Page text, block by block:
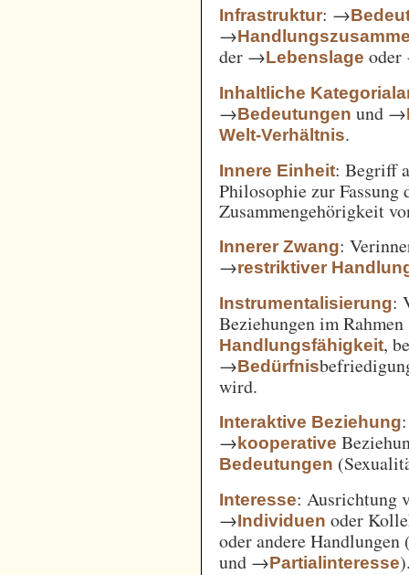
Infrastruktur: →
→
der →Lebenslage
Inhaltliche
→Bedeutungen und →
Welt-Verhältnis.
Innere Einheit: Begriff
Philosophie zur
Zusammengehörigkeit
Innerer Zwang:
→restriktiver
Instrumentalisierung:
Beziehungen im
Handlungsfähigkeit,
→Bedürfnis
wird.
Interaktive Beziehung
→kooperative
Bedeutungen
Interesse: Ausrichtung
→Individuen oder
oder andere
und →Partialinteresse